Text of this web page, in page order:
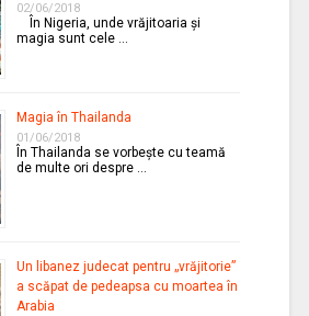
02/06/2018
În Nigeria, unde vrăjitoaria şi
magia sunt cele …
Magia în Thailanda
01/06/2018
În Thailanda se vorbeşte cu teamă
de multe ori despre …
Un libanez judecat pentru „vrăjitorie”
a scăpat de pedeapsa cu moartea în
Arabia